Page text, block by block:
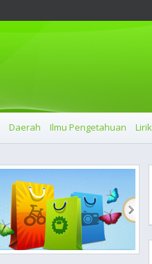
Daerah Ilmu Pengetahuan Lirik